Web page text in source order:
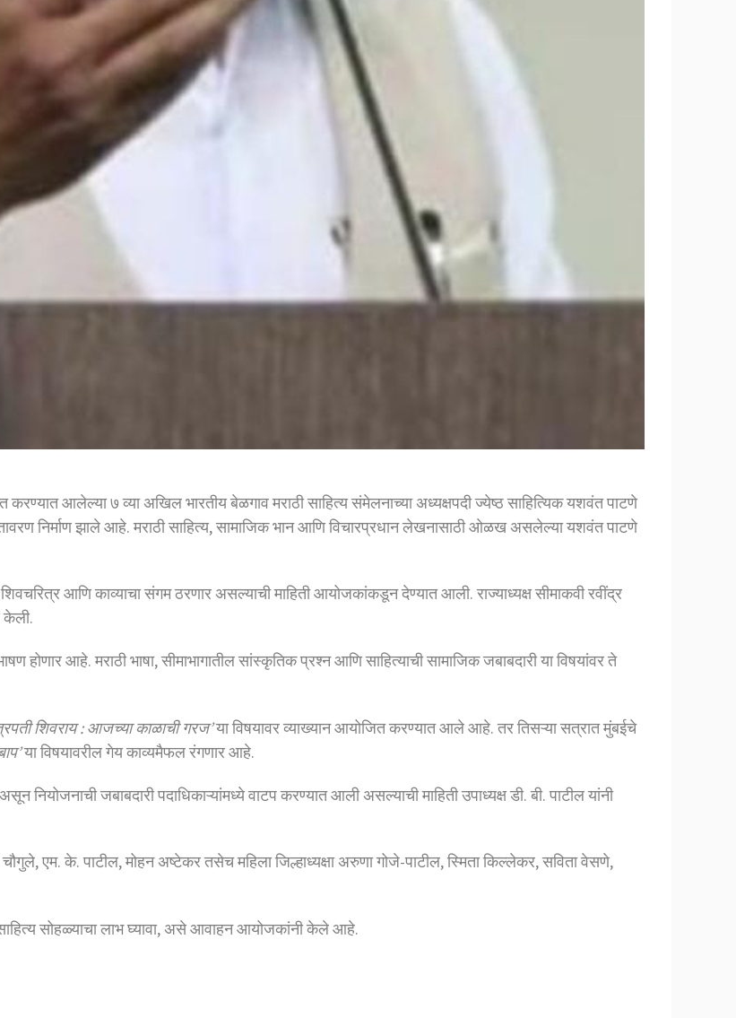
करण्यात आलेल्या ७ व्या अखिल भारतीय बेळगाव मराठी साहित्य संमेलनाच्या अध्यक्षपदी ज्येष्ठ साहित्यिक यशवंत पाटणे
निर्माण झाले आहे. मराठी साहित्य, सामाजिक भान आणि विचारप्रधान लेखनासाठी ओळख असलेल्या यशवंत पाटणे
आणि काव्याचा संगम ठरणार असल्याची माहिती आयोजकांकडून देण्यात आली. राज्याध्यक्ष सीमाकवी रवींद्र
केली.
होणार आहे. मराठी भाषा, सीमाभागातील सांस्कृतिक प्रश्न आणि साहित्याची सामाजिक जबाबदारी या विषयांवर ते
शिवराय : आजच्या काळाची गरज’या विषयावर व्याख्यान आयोजित करण्यात आले आहे. तर तिसऱ्या सत्रात मुंबईचे
या विषयावरील गेय काव्यमैफल रंगणार आहे.
जबाबदारी पदाधिकाऱ्यांमध्ये वाटप करण्यात आली असल्याची माहिती उपाध्यक्ष डी. बी. पाटील यांनी
एम. के. पाटील, मोहन अष्टेकर तसेच महिला जिल्हाध्यक्षा अरुणा गोजे-पाटील, स्मिता किल्लेकर, सविता वेसणे,
साहित्य सोहळ्याचा लाभ घ्यावा, असे आवाहन आयोजकांनी केले आहे.